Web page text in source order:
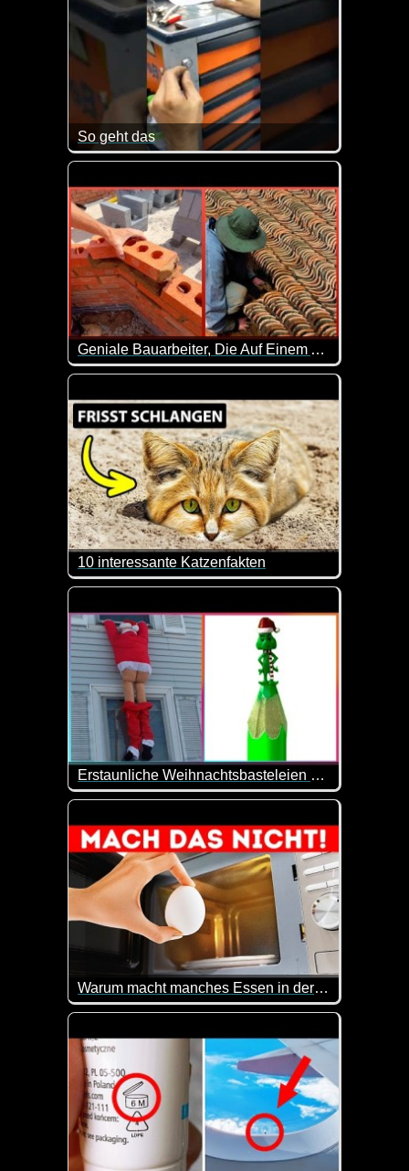
So geht das
Falls du auch mal deinen Schlüssel verloren
Geniale Bauarbeiter, Die Auf Einem Anderen Niveau Sind - 41
Einfach zuschauen und staunen. Sehr genial wie
10 interessante Katzenfakten
Heute mal wirklich interessante Geschichten und
Erstaunliche Weihnachtsbasteleien Und -Dekorationen
Da sind mal wieder tolle Sachen dabei. Vielleicht
Warum macht manches Essen in der Mikrowelle Boom
Eier in der Mikrowelle sind gar keine gute Idee ;-)